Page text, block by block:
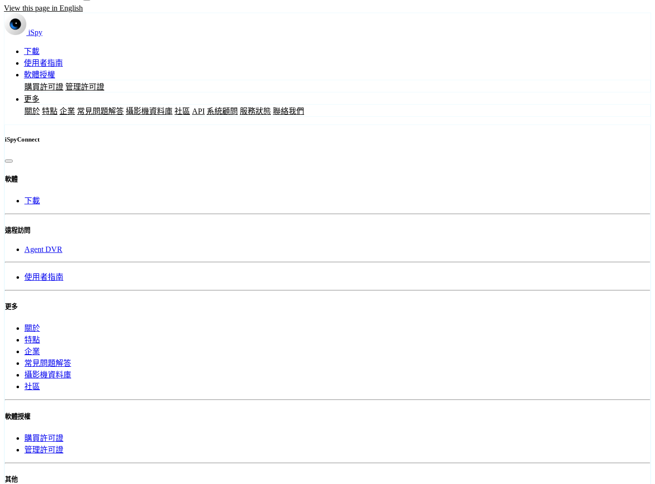
View this page in English
iSpy
下載
使用者指南
軟體授權
購買許可證 管理許可證
更多
關於 特點 企業 常見問題解答 攝影機資料庫 社區 API 系統顧問 服務狀態 聯絡我們
iSpyConnect
軟體
下載
遠程訪問
Agent DVR
使用者指南
更多
關於
特點
企業
常見問題解答
攝影機資料庫
社區
軟體授權
購買許可證
管理許可證
其他